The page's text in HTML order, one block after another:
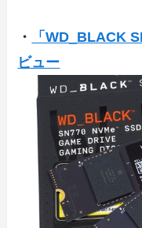
・
「WD_BLACK
ビュー